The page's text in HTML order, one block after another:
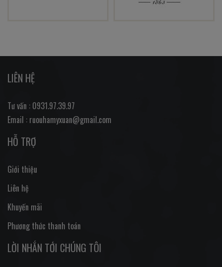
LIÊN HỆ
Tư vấn : 0931.97.39.97
Email : ruouhamyxuan@gmail.com
HỖ TRỢ
Giới thiệu
Liên hệ
Khuyến mãi
Phương thức thanh toán
LỜI NHẮN TỚI CHÚNG TÔI